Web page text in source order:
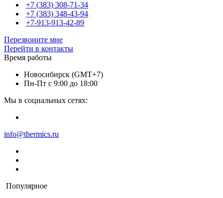
+7 (383) 308-71-34
+7 (383) 348-43-94
+7-913-913-42-89
Перезвоните мне
Перейти в контакты
Время работы
Новосибирск (GMT+7)
Пн-Пт с 9:00 до 18:00
Мы в социальных сетях:
info@thermics.ru
Популярное